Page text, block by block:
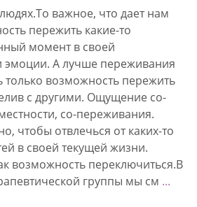
важное, что дает нам
пережить какие-то
момент в своей
эмоции. А лучше переживания
возможность пережить
с другими. Ощущение со-
со-переживания.
чтобы отвлечься от каких-то
в своей текущей жизни.
возможность переключиться.В
группы мы см ...